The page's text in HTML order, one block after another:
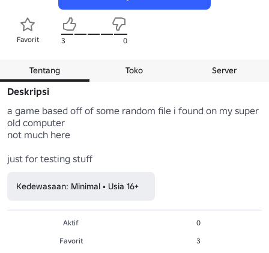
Favorit 3 0
Tentang Toko Server
Deskripsi
a game based off of some random file i found on my super
old computer
not much here
just for testing stuff
Kedewasaan: Minimal • Usia 16+
Aktif
0
Favorit
3